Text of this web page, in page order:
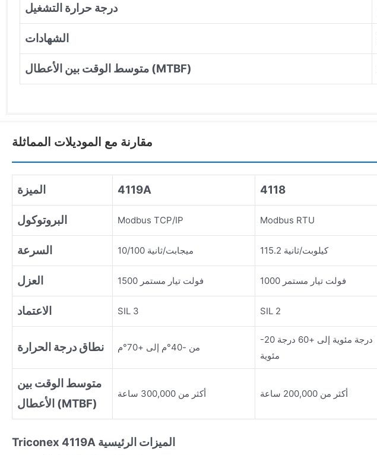
درجة حرارة التشغيل
الشهادات
متوسط الوقت بين الأعطال (MTBF)
مقارنة مع الموديلات المماثلة
الميزة 4119A 4118
البروتوكول Modbus TCP/IP Modbus RTU
السرعة 10/100 ميجابت/ثانية 115.2 كيلوبت/ثانية
العزل 1500 فولت تيار مستمر 1000 فولت تيار مستمر
الاعتماد SIL 3 SIL 2
نطاق درجة الحرارة من -40°م إلى +70°م
-20 درجة مئوية إلى +60 درجة
مئوية
متوسط الوقت بين
الأعطال (MTBF)
أكثر من 300,000 ساعة أكثر من 200,000 ساعة
Triconex 4119A الميزات الر ئيسية